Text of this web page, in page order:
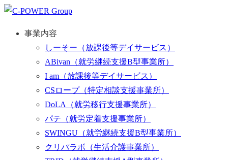
事業内容
しーそー （放課後等デイサービス）
ABivan （就労継続支援B型事業所）
I am （放課後等デイサービス）
CSロープ（特定相談支援事業所）
DoLA
（就労移行支援事業所）
パテ （就労定着支援事業所）
SWINGU （就労継続支援B型事業所）
クリパラボ （生活介護事業所）